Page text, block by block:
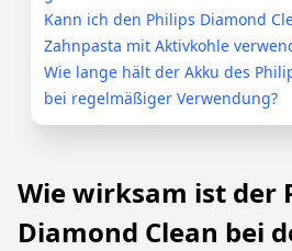
Kann ich den Philips Diamond
Zahnpasta mit Aktivkohle
Wie lange hält der Akku des
bei regelmäßiger Verwendung?
Wie wirksam ist der
Diamond Clean bei